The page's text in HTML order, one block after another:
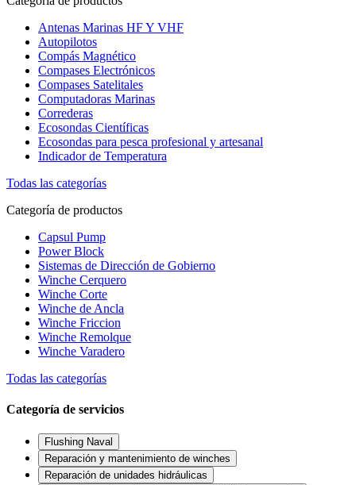
Antenas Marinas HF Y VHF
Autopilotos
Compás Magnético
Compases Electrónicos
Compases Satelitales
Computadoras Marinas
Correderas
Ecosondas Científicas
Ecosondas para pesca profesional y artesanal
Indicador de Temperatura
Todas las categorías
Categoría de productos
Capsul Pump
Power Block
Sistemas de Dirección de Gobierno
Winche Cerquero
Winche Corte
Winche de Ancla
Winche Friccion
Winche Remolque
Winche Varadero
Todas las categorías
Categoría de servicios
Flushing Naval
Reparación y mantenimiento de winches
Reparación de unidades hidráulicas